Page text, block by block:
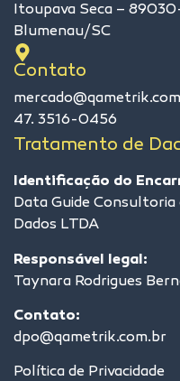
Itoupava Seca –
Blumenau/SC
Contato
mercado@qametrik.com
47. 3516-0456
Tratamento de
Identificação do
Data Guide
Dados LTDA
Responsável legal:
Taynara Rodrigues
Contato:
dpo@qametrik.com.br
Política de Privacidade